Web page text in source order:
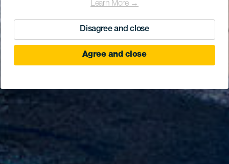
Learn More →
Disagree and close
Agree and close